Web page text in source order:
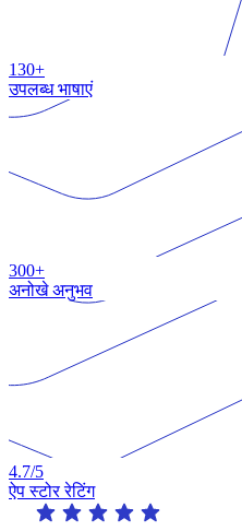
130+
उपलब्ध भाषाएं
300+
अनोखे अनुभव
4.7/5
ऐप स्टोर रेटिंग